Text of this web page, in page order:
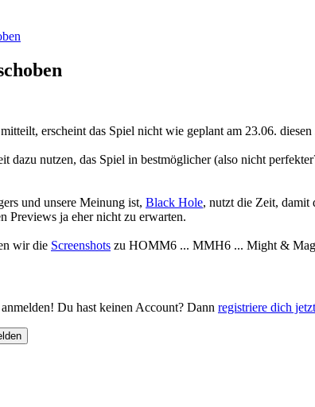
mitteilt, erscheint das Spiel nicht wie geplant am 23.06.
dazu nutzen, das Spiel in bestmöglicher (also nicht
und unsere Meinung ist, Black Hole, nutzt die Zeit, damit
Previews ja eher nicht zu erwarten.
wir die Screenshots zu HOMM6 ... MMH6 ... Might &
Du hast keinen Account? Dann registriere dich jetzt